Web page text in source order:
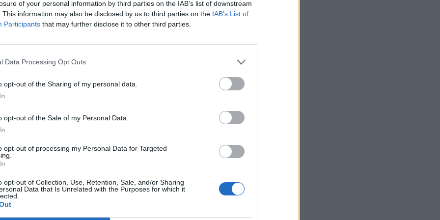
of your personal information by third parties on the IAB’s list of downstream
This information may also be disclosed by us to third parties on the IAB’s List of
Participants that may further disclose it to other third parties.
Data Processing Opt Outs
opt-out of the Sharing of my personal data.
opt-out of the Sale of my Personal Data.
opt-out of processing my Personal Data for Targeted
opt-out of Collection, Use, Retention, Sale, and/or Sharing
Data that Is Unrelated with the Purposes for which it
gazdaságélénkítő és bankmentő csomag újabb részletei adhatnak.
elmúlt napok felülteljesítését követően ma lefelé tart, a befektetők újabb
ma tette közzé negyedik negyedéves gyorsjelentését, melyben...
portfolio.hu hírarchívumához tartozik, melynek olvasása előfizetéses
cikkarchívum
elmúlt 2 év napon belüli
Előfizetés